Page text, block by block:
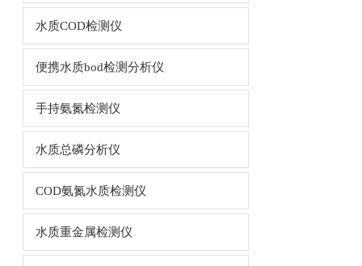
水质COD检测仪
便携水质bod检测分析仪
手持氨氮检测仪
水质总磷分析仪
COD氨氮水质检测仪
水质重金属检测仪